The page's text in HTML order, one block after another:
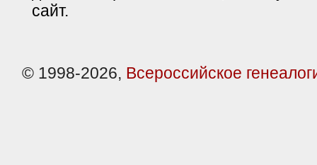
сайт.
© 1998-2026, Всероссийское